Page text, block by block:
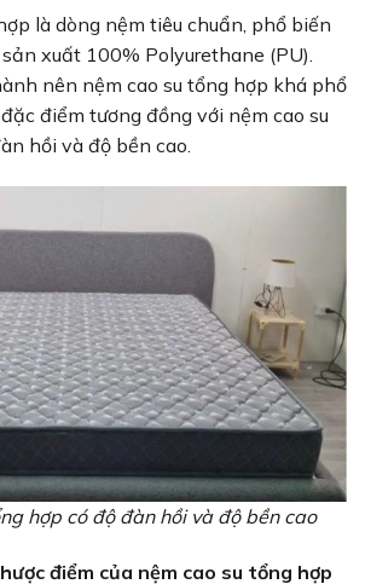
là dòng nệm tiêu chuẩn, phổ biến
xuất 100% Polyurethane (PU).
nên nệm cao su tổng hợp khá phổ
điểm tương đồng với nệm cao su
hồi và độ bền cao.
hợp có độ đàn hồi và độ bền cao
điểm của nệm cao su tổng hợp